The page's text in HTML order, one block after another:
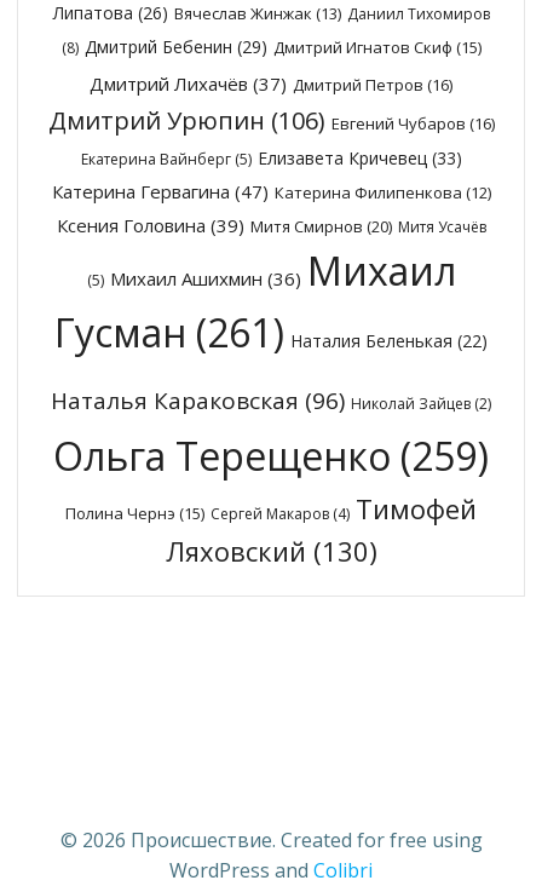
Липатова (26) Вячеслав Жинжак (13) Даниил Тихомиров
(8) Дмитрий Бебенин (29) Дмитрий Игнатов Скиф (15)
Дмитрий Лихачёв (37) Дмитрий Петров (16)
Дмитрий Урюпин (106) Евгений Чубаров (16)
Екатерина Вайнберг(5) Елизавета Кричевец(33)
Катерина Гервагина (47) Катерина Филипенкова (12)
Ксения Головина (39) Митя Смирнов (20) Митя Усачёв
(5) Михаил Ашихмин (36) Михаил
Гусман (261) Наталия Беленькая (22)
Наталья Караковская (96) Николай Зайцев (2)
Ольга Терещенко (259)
Полина Чернэ (15) Сергей Макаров (4) Тимофей
Ляховский (130)
© 2026 Происшествие. Created for free using
WordPress and Colibri